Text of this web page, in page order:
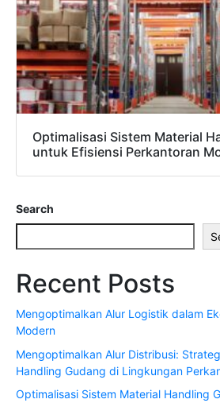
Optimalisasi Sistem Material
untuk Efisiensi Perkantoran
Search
Recent Posts
Mengoptimalkan Alur Logistik dalam
Modern
Mengoptimalkan Alur Distribusi:
Handling Gudang di Lingkungan
Optimalisasi Sistem Material Handling